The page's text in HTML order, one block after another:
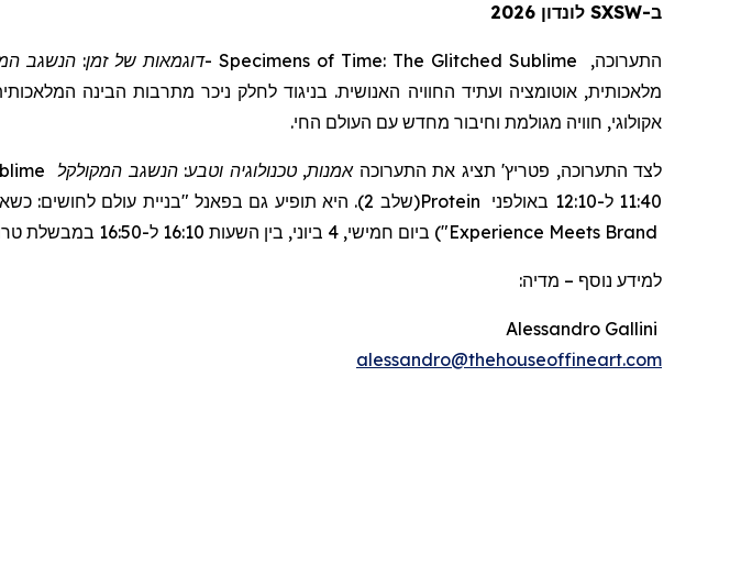
ב-SXSW לונדון 2026
התערוכה, Specimens of Time: The Glitched Sublime
-דוגמאות של זמן: הנשגב
מלאכותית, אוטומציה ועתיד החוויה האנושית. בניגוד לחלק ניכר מתרבות הבינה
אקולוגי, חוויה מגולמת וחיבור מחדש עם העולם החי.
לצד התערוכה, פטריץ' תציג את התערוכה אמנות, טכנולוגיה וטבע: הנשגב המקולקל
11:40 ל-12:10 באולפני
Protein(שלב 2). היא תופיע גם בפאנל "בניית עולם לחושים:
Experience Meets Brand
"
) ביום חמישי, 4 ביוני, בין השעות 16:10 ל-16:50 במבשלת טרומן (שלב 1 של טרומן).
למידע נוסף – מדיה:
Alessandro Gallini
alessandro@thehouseoffineart.com